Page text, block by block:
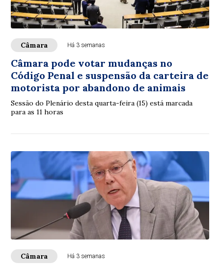
Câmara Há 3 semanas
Câmara pode votar mudanças no
Código Penal e suspensão da carteira de
motorista por abandono de animais
Sessão do Plenário desta quarta-feira (15) está marcada
para as 11 horas
Câmara Há 3 semanas